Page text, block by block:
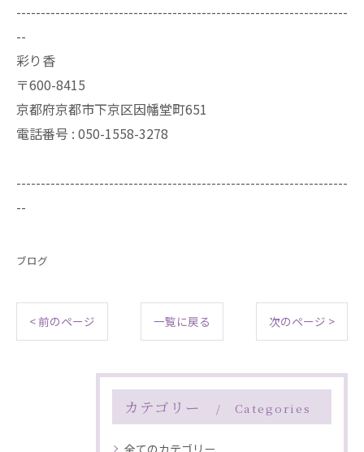
--------------------------------------------------------------------
--
彩り香
〒600-8415
京都府京都市下京区因幡堂町651
電話番号 : 050-1558-3278
--------------------------------------------------------------------
--
ブログ
< 前のページ 一覧に戻る 次のページ >
カテゴリー Categories
全てのカテゴリー